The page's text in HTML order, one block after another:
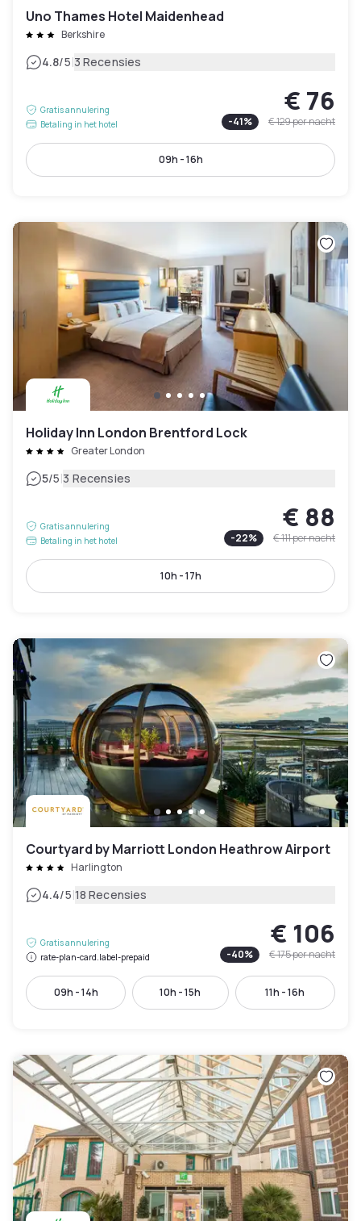
Uno Thames Hotel Maidenhead
Berkshire
4.8/5|3 Recensies
Gratis annulering
Betaling in het hotel
€ 76
-41% € 129per nacht
09h - 16h
Holiday Inn London Brentford Lock
Greater London
5/5|3 Recensies
Gratis annulering
Betaling in het hotel
€ 88
-22% € 111per nacht
10h - 17h
Courtyard by Marriott London Heathrow Airport
Harlington
4.4/5|18 Recensies
Gratis annulering
rate-plan-card.label-prepaid
€ 106
-40% € 175per nacht
09h - 14h 10h - 15h 11h - 16h